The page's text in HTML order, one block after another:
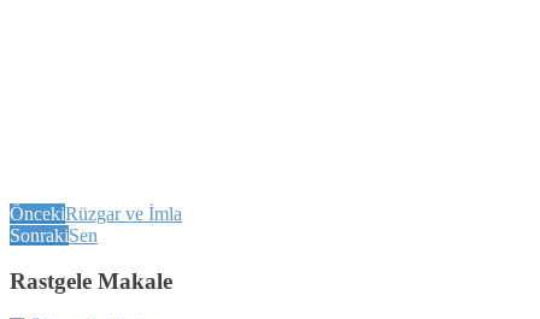
ÖncekiRüzgar ve İmla
SonrakiSen
Rastgele Makale